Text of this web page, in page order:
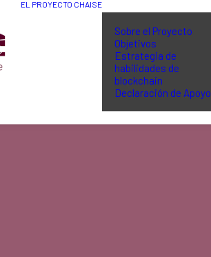
EL PROYECTO CHAISE
Sobre el Proyecto
Objetivos
Estrategia de
habilidades de
blockchain
Declaración de Apoyo